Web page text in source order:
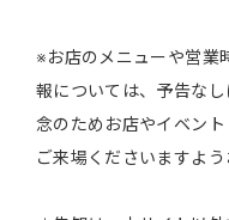
※お店のメニューや営業
報については、予告なし
念のためお店やイベン
ご来場くださいますよう